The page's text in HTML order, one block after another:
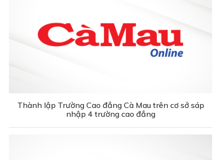
Thành lập Trường Cao đẳng Cà Mau trên cơ sở sáp
nhập 4 trường cao đẳng